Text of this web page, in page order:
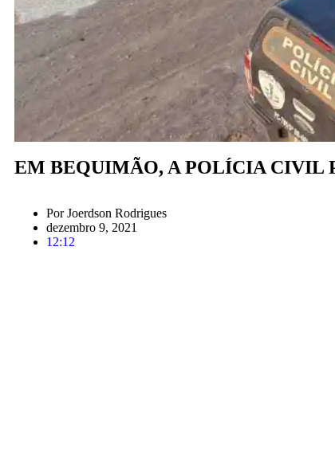
EM BEQUIMÃO, A POLÍCIA CIVIL
PorJoerdson Rodrigues
dezembro 9, 2021
12:12